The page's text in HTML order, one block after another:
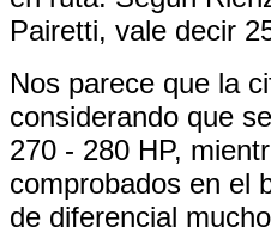
Pairetti, vale decir
Nos parece que la
considerando que
270 - 280 HP,
comprobados en el
de diferencial